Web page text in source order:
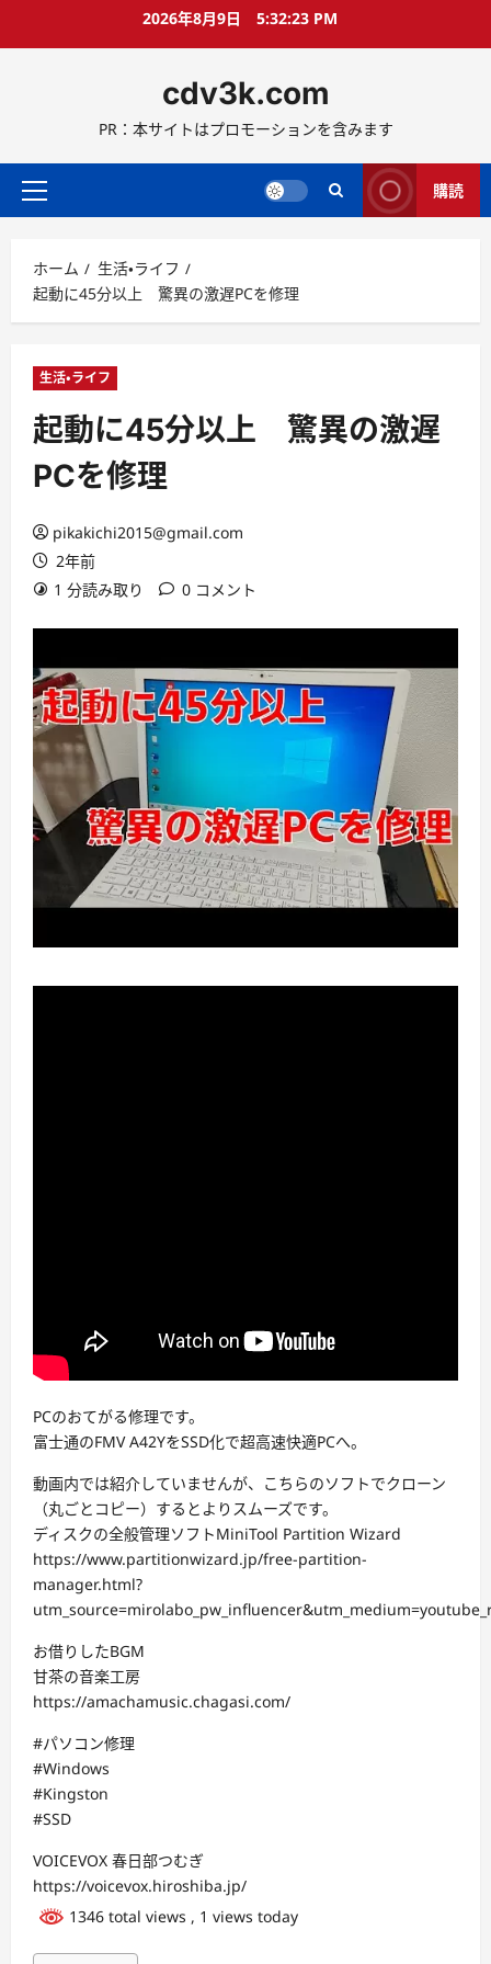
ス
ッ
2026年8月9日 5:32:24 PM
cdv3k.com
PR：本サイトはプロモーションを含みます
メ
メ
ニ
ュ
購読
ホーム
生活・ライフ
起動に45分以上 驚異の激遅PCを修理
生活・ライフ
起動に45分以上 驚異の激遅
PCを修理
pikakichi2015@gmail.com
2年前
1 分読み取り
0 コメント
PCのおてがる修理です。
富士通のFMV A42YをSSD化で超高速快適PCへ。
動画内では紹介していませんが、こちらのソフトでクローン
（丸ごとコピー）するとよりスムーズです。
ディスクの全般管理ソフトMiniTool Partition Wizard
https://www.partitionwizard.jp/free-partition-
manager.html?
お借りしたBGM
甘茶の音楽工房
https://amachamusic.chagasi.com/
#パソコン修理
#Windows
#Kingston
#SSD
VOICEVOX 春日部つむぎ
https://voicevox.hiroshiba.jp/
1346 total views , 1 views today